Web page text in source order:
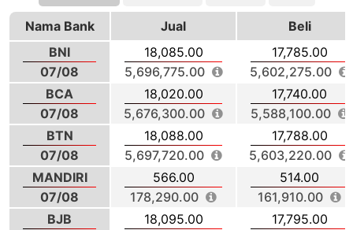
Nama Bank Jual
Beli
BNI
07/08
18,085.00
5,696,775.00
17,785.00
5,602,275.00
BCA
07/08
18,020.00
5,676,300.00
17,740.00
5,588,100.00
BTN
07/08
18,088.00
5,697,720.00
17,788.00
5,603,220.00
MANDIRI
07/08
566.00
178,290.00
514.00
161,910.00
BJB
18,095.00
17,795.00